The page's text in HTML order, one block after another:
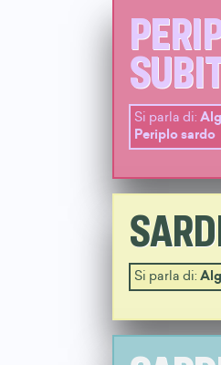
Si parla di:
Periplo sardo
Si parla di: